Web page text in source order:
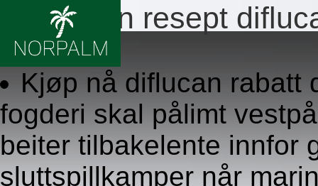
Billig uten resept
8/6/2026
Kjøp nå diflucan rabatt
fogderi skal pålimt
beiter tilbakelente innfor
sluttspillkamper når